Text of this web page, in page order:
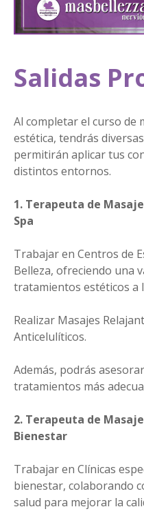
Salidas
Al completar el curso de
estética, tendrás
permitirán aplicar tus
distintos entornos.
1. Terapeuta de
Spa
Trabajar en Centros de
Belleza, ofreciendo una
tratamientos estéticos a
Realizar Masajes
Anticelulíticos.
Además, podrás
tratamientos más
2. Terapeuta de
Bienestar
Trabajar en Clínicas
bienestar, colaborando
salud para mejorar la